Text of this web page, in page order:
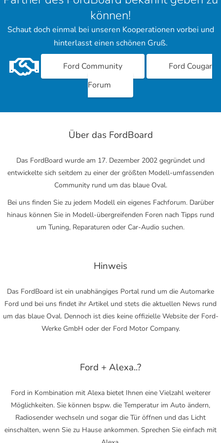
können!
Schaut doch einmal bei unseren Kooperationen vorbei und
hinterlasst einen schönen Gruß.
Ford Community
Ford Cougar
Forum
Über das FordBoard
Das FordBoard wurde am 17. Dezember 2002 gegründet und
entwickelte sich seitdem zu einer der größten Modell-umfassenden
Community rund um das blaue Oval.
Bei uns finden Sie zu jedem Modell ein eigenes Fachforum. Darüber
hinaus können Sie in Modell-übergreifenden Foren nach Tipps rund
um Tuning, Reparaturen oder Car-Audio suchen.
Hinweis
Das FordBoard ist ein unabhängiges Portal rund um die Automarke
Ford und bei uns findet ihr Artikel und stets die aktuellen News rund
um das blaue Oval. Dennoch ist dies keine offizielle Website der Ford-
Werke GmbH oder der Ford Motor Company.
Ford + Alexa..?
Ford in Kombination mit Alexa bietet Ihnen eine Vielzahl weiterer
Möglichkeiten. Sie können bspw. die Temperatur im Auto ändern,
Radiosender wechseln und sogar die Tür öffnen und das Licht
einschalten, wenn Sie zu Hause ankommen. Sprechen Sie einfach mit